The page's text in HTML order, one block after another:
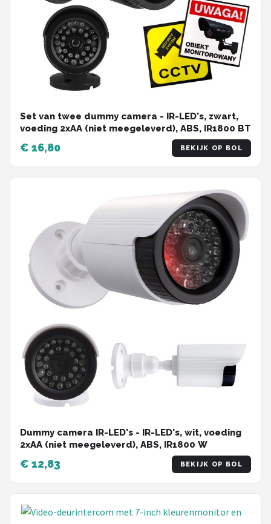
Set van twee dummy camera - IR-LED's, zwart,
voeding 2xAA (niet meegeleverd), ABS, IR1800 BT
€ 16,80 BEKIJK OP BOL
Dummy camera IR-LED's - IR-LED's, wit, voeding
2xAA (niet meegeleverd), ABS, IR1800 W
€ 12,83 BEKIJK OP BOL